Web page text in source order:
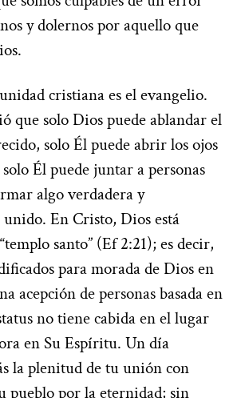
y dolernos por aquello que
cristiana es el evangelio.
que solo Dios puede ablandar el
solo Él puede abrir los ojos
Él puede juntar a personas
algo verdadera y
En Cristo, Dios está
santo” (Ef 2:21); es decir,
para morada de Dios en
acepción de personas basada en
no tiene cabida en el lugar
en Su Espíritu. Un día
la plenitud de tu unión con
pueblo por la eternidad; sin